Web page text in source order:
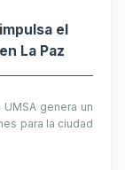
el
La Paz
UMSA genera un
para la ciudad